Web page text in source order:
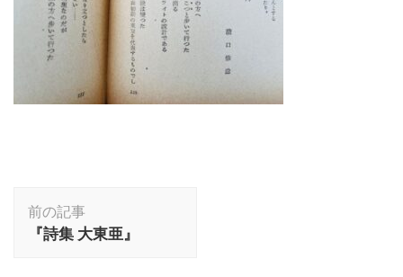
稿前の記事
『詩集 大東亜』